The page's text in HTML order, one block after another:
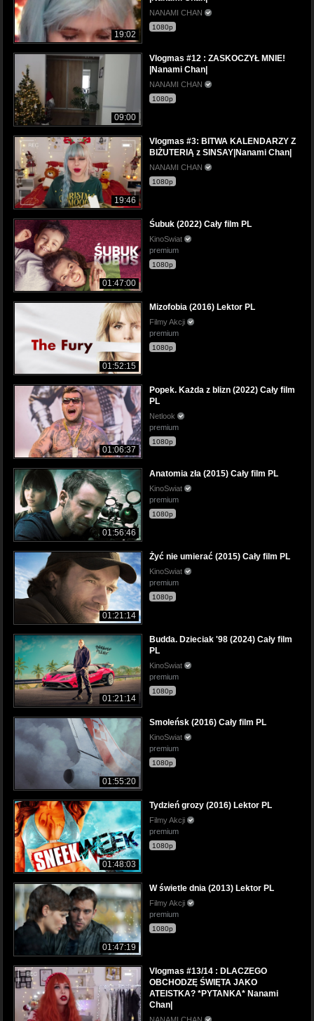
19:02
NANAMI CHAN
1080p
09:00
Vlogmas #12 : ZASKOCZYŁ MNIE!
|Nanami Chan|
NANAMI CHAN
1080p
19:46
Vlogmas #3: BITWA KALENDARZY Z
BIŻUTERIĄ z SINSAY|Nanami Chan|
NANAMI CHAN
1080p
01:47:00
Śubuk (2022) Cały film PL
KinoSwiat
premium
1080p
01:52:15
Mizofobia (2016) Lektor PL
Filmy Akcji
premium
1080p
01:06:37
Popek. Każda z blizn (2022) Cały film
PL
Netlook
premium
1080p
01:56:46
Anatomia zła (2015) Cały film PL
KinoSwiat
premium
1080p
01:21:14
Żyć nie umierać (2015) Cały film PL
KinoSwiat
premium
1080p
01:21:14
Budda. Dzieciak '98 (2024) Cały film
PL
KinoSwiat
premium
1080p
01:55:20
Smoleńsk (2016) Cały film PL
KinoSwiat
premium
1080p
01:48:03
Tydzień grozy (2016) Lektor PL
Filmy Akcji
premium
1080p
01:47:19
W świetle dnia (2013) Lektor PL
Filmy Akcji
premium
1080p
Vlogmas #13/14 : DLACZEGO
OBCHODZĘ ŚWIĘTA JAKO
ATEISTKA? *PYTANKA* Nanami
Chan|